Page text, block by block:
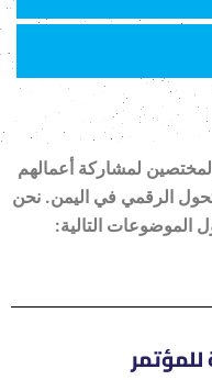
لمشاركة أعمالهم
الرقمي في اليمن. نحن
الموضوعات التالية:
للمؤتمر